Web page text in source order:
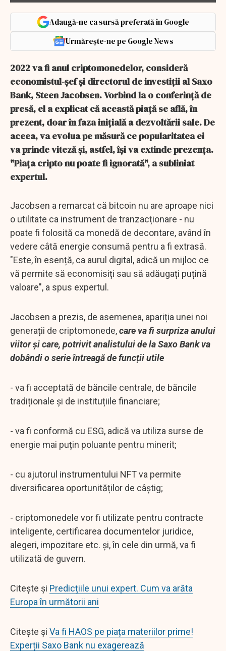
Adaugă-ne ca sursă preferată în Google
Urmărește-ne pe Google News
2022 va fi anul criptomonedelor, consideră
economistul-șef și directorul de investiții al Saxo
Bank, Steen Jacobsen. Vorbind la o conferință de
presă, el a explicat că această piață se află, în
prezent, doar în faza inițială a dezvoltării sale. De
aceea, va evolua pe măsură ce popularitatea ei
va prinde viteză și, astfel, își va extinde prezența.
"Piața cripto nu poate fi ignorată", a subliniat
expertul.
Jacobsen a remarcat că bitcoin nu are aproape nici
o utilitate ca instrument de tranzacționare - nu
poate fi folosită ca monedă de decontare, având în
vedere câtă energie consumă pentru a fi extrasă.
"Este, în esență, ca aurul digital, adică un mijloc ce
vă permite să economisiți sau să adăugați puțină
valoare", a spus expertul.
Jacobsen a prezis, de asemenea, apariția unei noi
generații de criptomonede,care va fi surpriza anului
viitor și care, potrivit analistului de la Saxo Bank va
dobândi o serie întreagă de funcții utile
- va fi acceptată de băncile centrale, de băncile
tradiționale și de instituțiile financiare;
- va fi conformă cu ESG, adică va utiliza surse de
energie mai puțin poluante pentru minerit;
- cu ajutorul instrumentului NFT va permite
diversificarea oportunităților de câștig;
- criptomonedele vor fi utilizate pentru contracte
inteligente, certificarea documentelor juridice,
alegeri, impozitare etc. și, în cele din urmă, va fi
utilizată de guvern.
Citește și Predicțiile unui expert. Cum va arăta
Europa în următorii ani
Citește și Va fi HAOS pe piața materiilor prime!
Experții Saxo Bank nu exagerează